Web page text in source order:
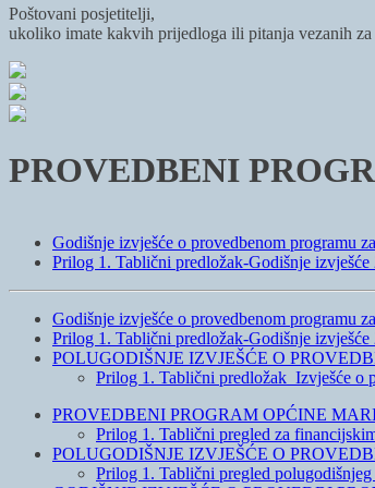
Poštovani posjetitelji,
ukoliko imate kakvih prijedloga ili pitanja vezanih
PROVEDBENI
Godišnje izvješće o provedbenom programu
Prilog 1. Tablični predložak-Godišnje izvješće
Godišnje izvješće o provedbenom programu
Prilog 1. Tablični predložak-Godišnje izvješće
POLUGODIŠNJE IZVJEŠĆE O
Prilog 1. Tablični predložak_Izvješće o
PROVEDBENI PROGRAM OPĆINE
Prilog 1. Tablični pregled za
POLUGODIŠNJE IZVJEŠĆE O
Prilog 1. Tablični pregled polugodišnjeg